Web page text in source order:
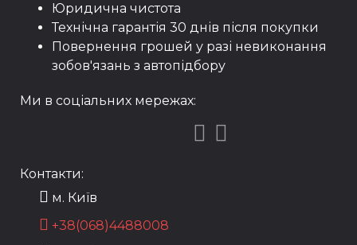
Юридична чистота
Технічна гарантія 30 днів після покупки
Повернення грошей у разі невиконання
зобов'язань з автопідбору
Ми в соціальних мережах:
Контакти:
м. Київ
+38(068)4488008